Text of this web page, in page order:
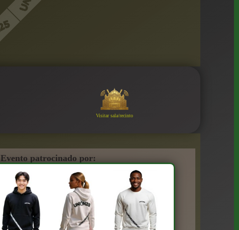
Visitar sala/recinto
Evento patrocinado por: